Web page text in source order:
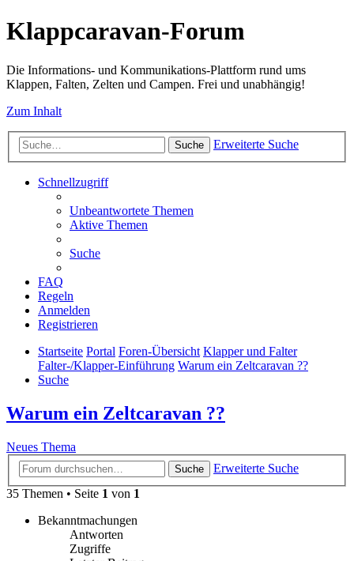
Klappcaravan-Forum
Die Informations- und Kommunikations-Plattform rund ums
Klappen, Falten, Zelten und Campen. Frei und unabhängig!
Zum Inhalt
Suche Erweiterte Suche
Schnellzugriff
Unbeantwortete Themen
Aktive Themen
Suche
FAQ
Regeln
Anmelden
Registrieren
Startseite Portal Foren-Übersicht Klapper und Falter
Falter-/Klapper-Einführung Warum ein Zeltcaravan ??
Suche
Warum ein Zeltcaravan ??
Neues Thema
Suche
Erweiterte Suche
35 Themen • Seite 1 von 1
Bekanntmachungen
Antworten
Zugriffe